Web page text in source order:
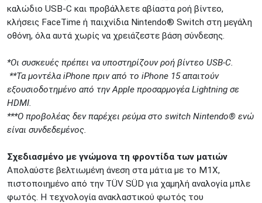
καλώδιο USB-C και προβάλλετε αβίαστα ροή βίντεο,
κλήσεις FaceTime ή παιχνίδια Nintendo® Switch στη μεγάλη
οθόνη, όλα αυτά χωρίς να χρειάζεστε βάση σύνδεσης.
*Οι συσκευές πρέπει να υποστηρίζουν ροή βίντεο USB-C.
​ **Τα μοντέλα iPhone πριν από το iPhone 15 απαιτούν
εξουσιοδοτημένο από την Apple προσαρμογέα Lightning σε
HDMI.
***Ο προβολέας δεν παρέχει ρεύμα στο switch Nintendo® ενώ
είναι συνδεδεμένος.
Σχεδιασμένο με γνώμονα τη φροντίδα των ματιών
Απολαύστε βελτιωμένη άνεση στα μάτια με το M1X,
πιστοποιημένο από την TÜV SÜD για χαμηλή αναλογία μπλε
φωτός. Η τεχνολογία ανακλαστικού φωτός του